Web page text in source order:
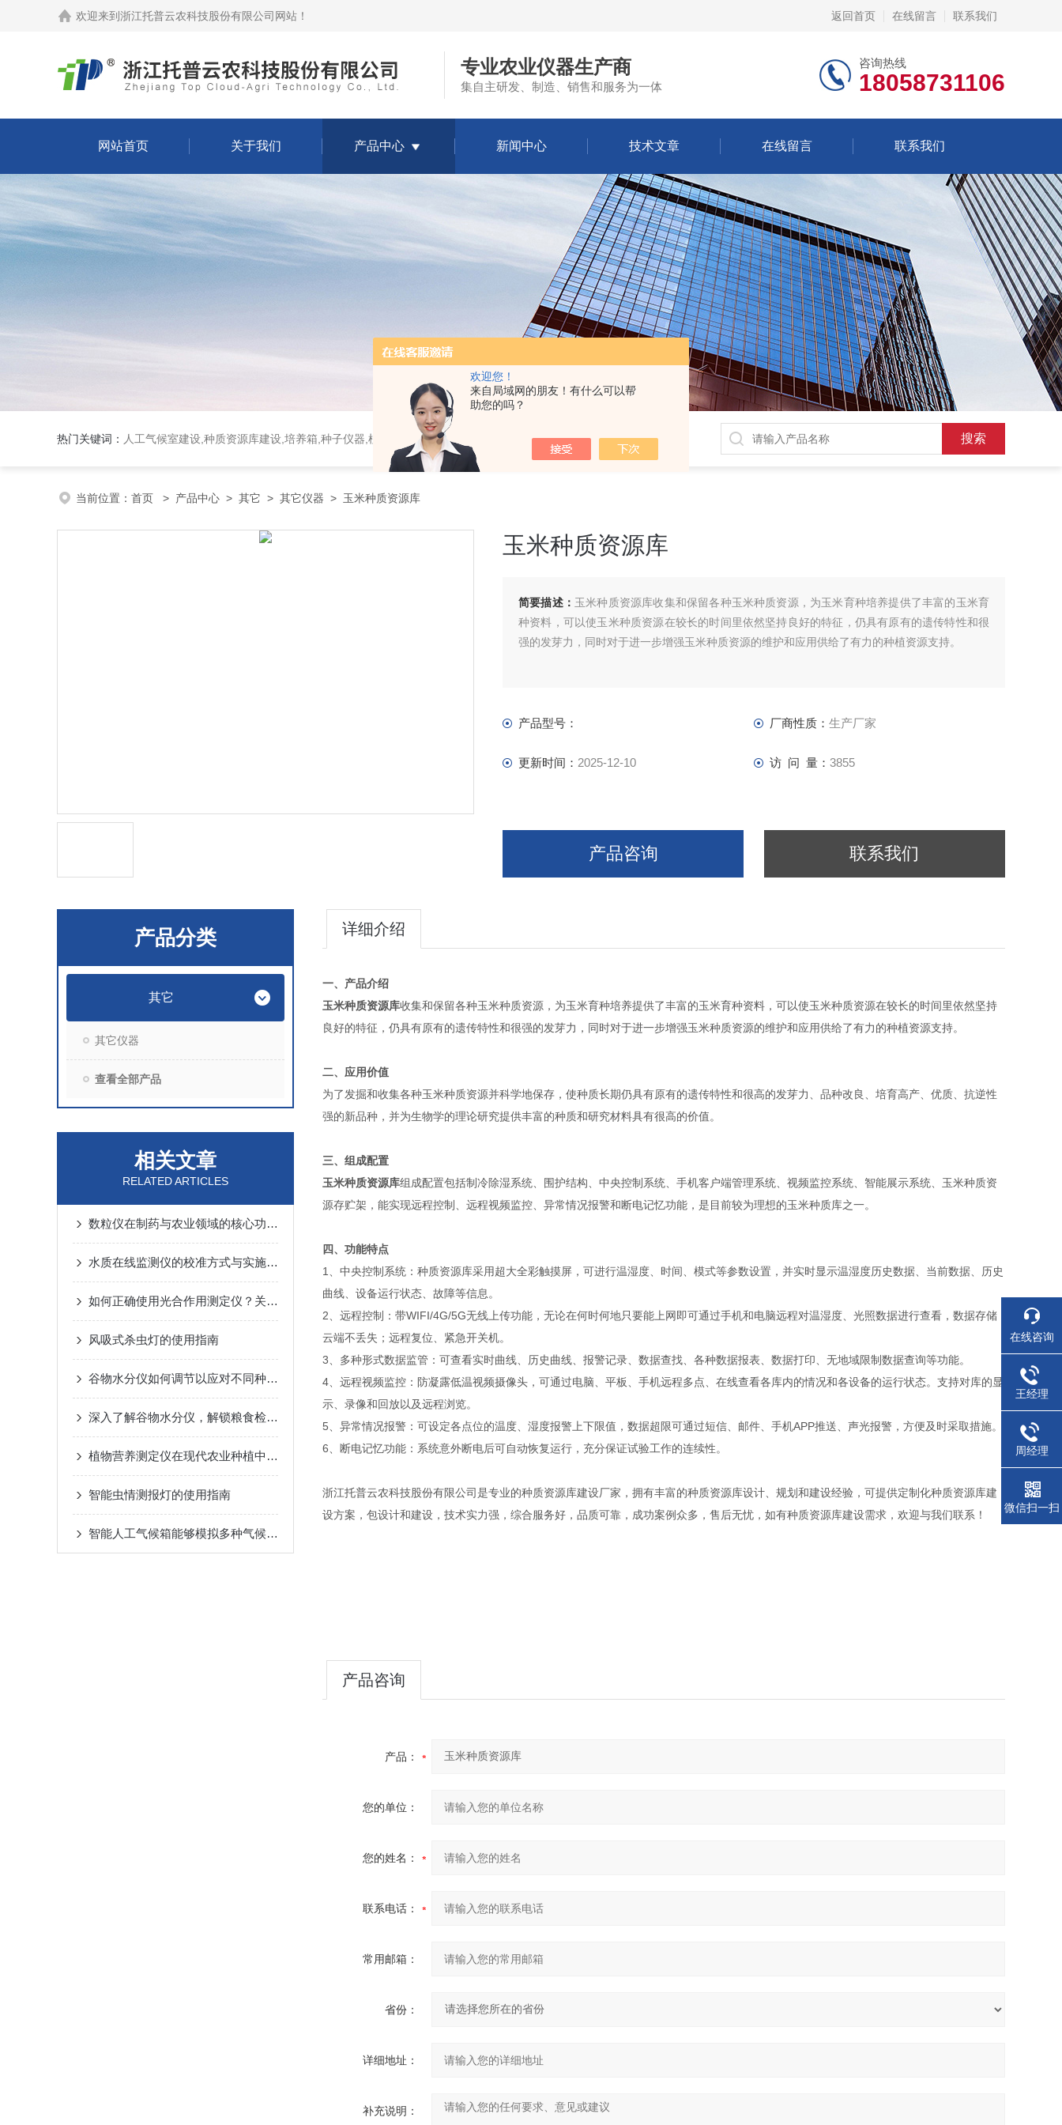
欢迎您！
来自局域网的朋友！有什么可以帮
助您的吗？
欢迎来到 浙江托普云农科技股份有限公司网站 ！ 返回首页 在线留言 联系我们
专业农业仪器生产商
集自主研发、制造、销售和服务为一体
咨询热线
18058731106
网站首页 关于我们 产品中心 新闻中心 技术文章 在线留言 联系我们
热门关键词： 人工气候室建设,种质资源库建设,培养箱,种子仪器,植物生理仪器,植保仪器,土壤仪器,环境气象仪器
当前位置： 首页 > 产品中心 > 其它 > 其它仪器 > 玉米种质资源库
玉米种质资源库
简要描述： 玉米种质资源库收集和保留各种玉米种质资源，为玉米育种培养提供了丰富的玉米育
种资料，可以使玉米种质资源在较长的时间里依然坚持良好的特征，仍具有原有的遗传特性和很
强的发芽力，同时对于进一步增强玉米种质资源的维护和应用供给了有力的种植资源支持。
产品型号： 厂商性质： 生产厂家
更新时间： 2025-12-10 访 问 量： 3855
产品咨询 联系我们
产品分类
其它
其它仪器
查看全部产品
相关文章
RELATED ARTICLES
数粒仪在制药与农业领域的核心功能解析
水质在线监测仪的校准方式与实施要点
如何正确使用光合作用测定仪？关键步骤与避坑建议
风吸式杀虫灯的使用指南
谷物水分仪如何调节以应对不同种类的谷物测量
深入了解谷物水分仪，解锁粮食检测新体验
植物营养测定仪在现代农业种植中的应用价值与实际作用
智能虫情测报灯的使用指南
智能人工气候箱能够模拟多种气候条件
详细介绍
一、产品介绍
玉米种质资源库收集和保留各种玉米种质资源，为玉米育种培养提供了丰富的玉米育种资料，可以使玉米种质资源在较长的时间里依然坚持
良好的特征，仍具有原有的遗传特性和很强的发芽力，同时对于进一步增强玉米种质资源的维护和应用供给了有力的种植资源支持。
二、应用价值
为了发掘和收集各种玉米种质资源并科学地保存，使种质长期仍具有原有的遗传特性和很高的发芽力、品种改良、培育高产、优质、抗逆性
强的新品种，并为生物学的理论研究提供丰富的种质和研究材料具有很高的价值。
三、组成配置
玉米种质资源库组成配置包括制冷除湿系统、围护结构、中央控制系统、手机客户端管理系统、视频监控系统、智能展示系统、玉米种质资
源存贮架，能实现远程控制、远程视频监控、异常情况报警和断电记忆功能，是目前较为理想的玉米种质库之一。
四、功能特点
1、中央控制系统：种质资源库采用超大全彩触摸屏，可进行温湿度、时间、模式等参数设置，并实时显示温湿度历史数据、当前数据、历史
曲线、设备运行状态、故障等信息。
2、远程控制：带WIFI/4G/5G无线上传功能，无论在何时何地只要能上网即可通过手机和电脑远程对温湿度、光照数据进行查看，数据存储
云端不丢失；远程复位、紧急开关机。
3、多种形式数据监管：可查看实时曲线、历史曲线、报警记录、数据查找、各种数据报表、数据打印、无地域限制数据查询等功能。
4、远程视频监控：防凝露低温视频摄像头，可通过电脑、平板、手机远程多点、在线查看各库内的情况和各设备的运行状态。支持对库的显
示、录像和回放以及远程浏览。
5、异常情况报警：可设定各点位的温度、湿度报警上下限值，数据超限可通过短信、邮件、手机APP推送、声光报警，方便及时采取措施。
6、断电记忆功能：系统意外断电后可自动恢复运行，充分保证试验工作的连续性。
浙江托普云农科技股份有限公司是专业的种质资源库建设厂家，拥有丰富的种质资源库设计、规划和建设经验，可提供定制化种质资源库建
设方案，包设计和建设，技术实力强，综合服务好，品质可靠，成功案例众多，售后无忧，如有种质资源库建设需求，欢迎与我们联系！
产品咨询
产品：
您的单位：
您的姓名：
联系电话：
常用邮箱：
省份：
详细地址：
补充说明：
在线咨询
王经理
周经理
微信扫一扫